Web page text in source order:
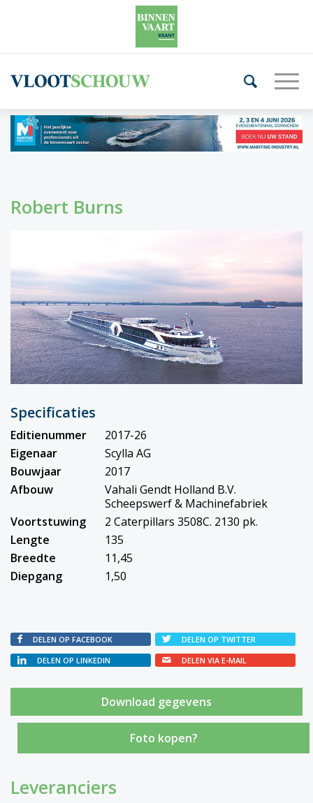
Robert Burns
Specificaties
Editienummer
2017-26
Eigenaar
Scylla AG
Bouwjaar
2017
Afbouw
Vahali Gendt Holland B.V.
Scheepswerf & Machinefabriek
Voortstuwing
2 Caterpillars 3508C. 2130 pk.
Lengte
135
Breedte
11,45
Diepgang
1,50
DELEN OP FACEBOOK
DELEN OP TWITTER
DELEN OP LINKEDIN
DELEN VIA E-MAIL
Foto kopen?
Leveranciers